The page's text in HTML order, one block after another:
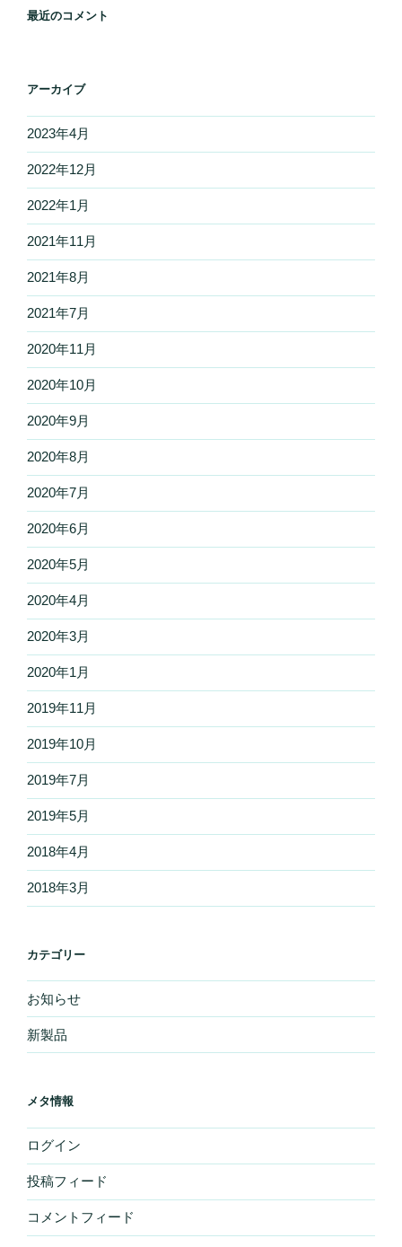
最近のコメント
アーカイブ
2023年4月
2022年12月
2022年1月
2021年11月
2021年8月
2021年7月
2020年11月
2020年10月
2020年9月
2020年8月
2020年7月
2020年6月
2020年5月
2020年4月
2020年3月
2020年1月
2019年11月
2019年10月
2019年7月
2019年5月
2018年4月
2018年3月
カテゴリー
お知らせ
新製品
メタ情報
ログイン
投稿フィード
コメントフィード